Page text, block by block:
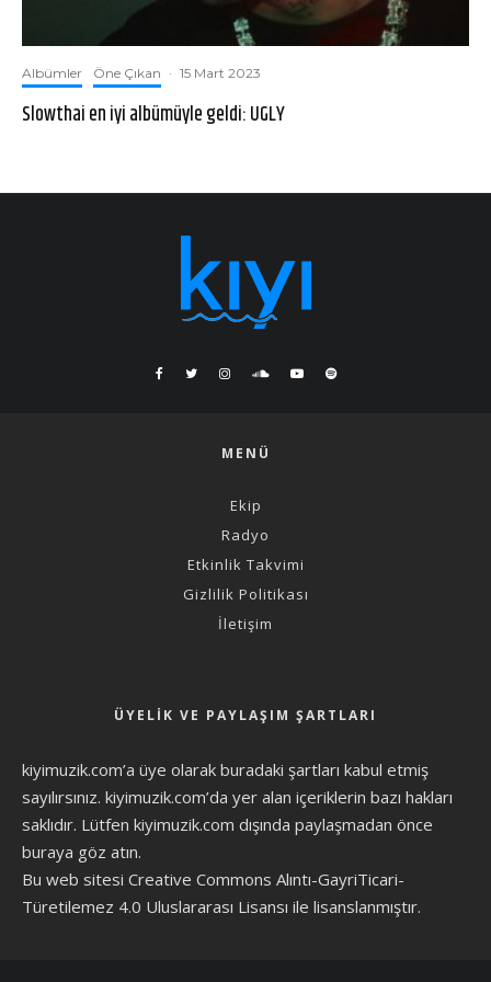
Albümler Öne Çıkan · 15 Mart 2023
Slowthai en iyi albümüyle geldi: UGLY
MENÜ
Ekip
Radyo
Etkinlik Takvimi
Gizlilik Politikası
İletişim
ÜYELIK VE PAYLAŞIM ŞARTLARI
kiyimuzik.com’a üye olarak buradaki şartları kabul etmiş
sayılırsınız. kiyimuzik.com’da yer alan içeriklerin bazı hakları
saklıdır. Lütfen kiyimuzik.com dışında paylaşmadan önce
buraya göz atın.
Bu web sitesi Creative Commons Alıntı-GayriTicari-
Türetilemez 4.0 Uluslararası Lisansı ile lisanslanmıştır.